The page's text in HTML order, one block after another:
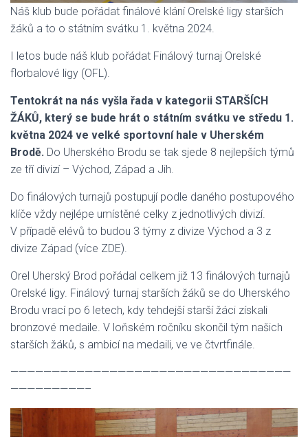
Náš klub bude pořádat finálové klání Orelské ligy starších
žáků a to o státním svátku 1. května 2024.
I letos bude náš klub pořádat Finálový turnaj Orelské
florbalové ligy (OFL).
Tentokrát na nás vyšla řada v kategorii STARŠÍCH
ŽÁKŮ, který se bude hrát o státním svátku ve středu 1.
května 2024 ve velké sportovní hale v Uherském
Brodě. Do Uherského Brodu se tak sjede 8 nejlepších týmů
ze tří divizí – Východ, Západ a Jih.
Do finálových turnajů postupují podle daného postupového
klíče vždy nejlépe umístěné celky z jednotlivých divizí.
V případě elévů to budou 3 týmy z divize Východ a 3 z
divize Západ (více ZDE).
Orel Uherský Brod pořádal celkem již 13 finálových turnajů
Orelské ligy. Finálový turnaj starších žáků se do Uherského
Brodu vrací po 6 letech, kdy tehdejší starší žáci získali
bronzové medaile. V loňském ročníku skončil tým našich
starších žáků, s ambicí na medaili, ve ve čtvrtfinále.
——————————————————————————————————
—————————–